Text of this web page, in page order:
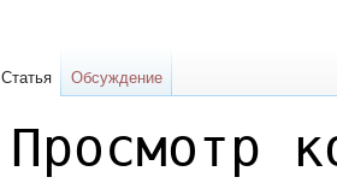
Просмотр
Статья Обсуждение